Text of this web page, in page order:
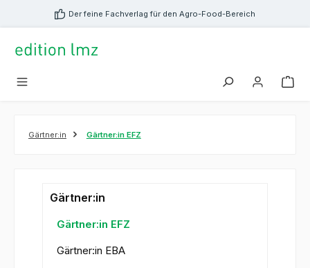
springen Der feine Fachverlag für den Agro-Food-Bereich
Gärtner:in Gärtner:in EFZ
Gärtner:in
Gärtner:in EFZ
Gärtner:in EBA